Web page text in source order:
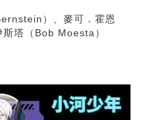
）、麥可．霍恩
塔（Bob Moesta）